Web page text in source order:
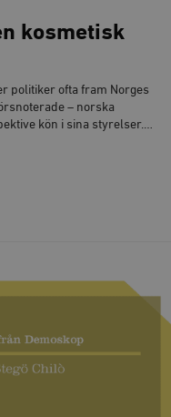
kosmetisk
politiker ofta fram Norges
– norska
kön i sina styrelser.…